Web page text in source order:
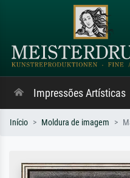
Impressões Artísticas
Início Moldura de imagem